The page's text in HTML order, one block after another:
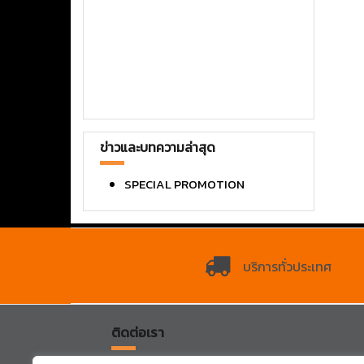
ข่าวและบทความล่าสุด
SPECIAL PROMOTION
บริการทั่วประเทศ
ติดต่อเรา